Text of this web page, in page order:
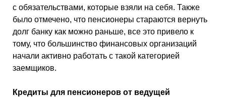
с обязательствами, которые взяли на себя. Также
было отмечено, что пенсионеры стараются вернуть
долг банку как можно раньше, все это привело к
тому, что большинство финансовых организаций
начали активно работать с такой категорией
заемщиков.
Кредиты для пенсионеров от ведущей